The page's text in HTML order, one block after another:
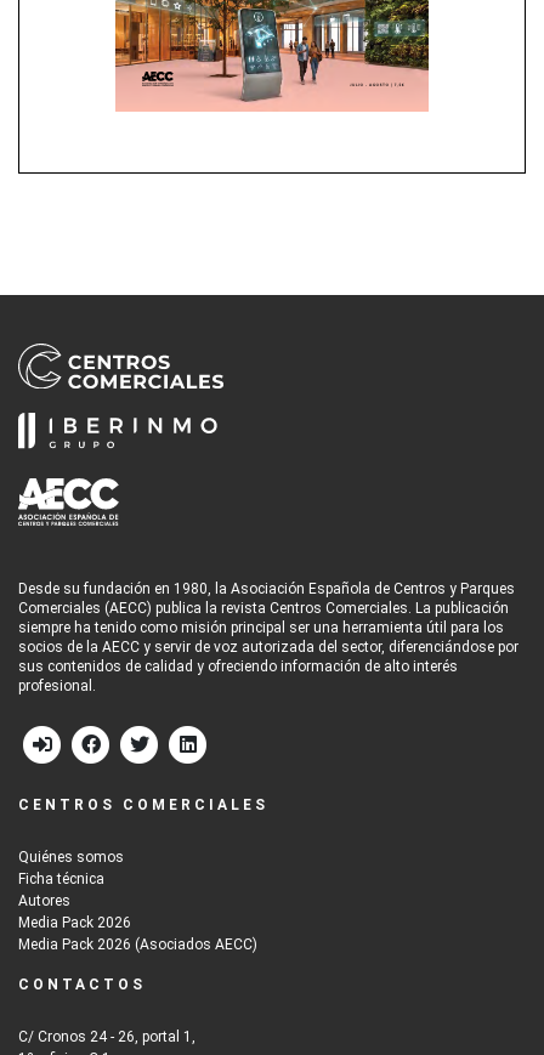
Desde su fundación en 1980, la Asociación Española de Centros y Parques
Comerciales (AECC) publica la revista Centros Comerciales. La publicación
siempre ha tenido como misión principal ser una herramienta útil para los
socios de la AECC y servir de voz autorizada del sector, diferenciándose por
sus contenidos de calidad y ofreciendo información de alto interés
profesional.
CENTROS COMERCIALES
Quiénes somos
Ficha técnica
Autores
Media Pack 2026
Media Pack 2026 (Asociados AECC)
CONTACTOS
C/ Cronos 24 - 26, portal 1,